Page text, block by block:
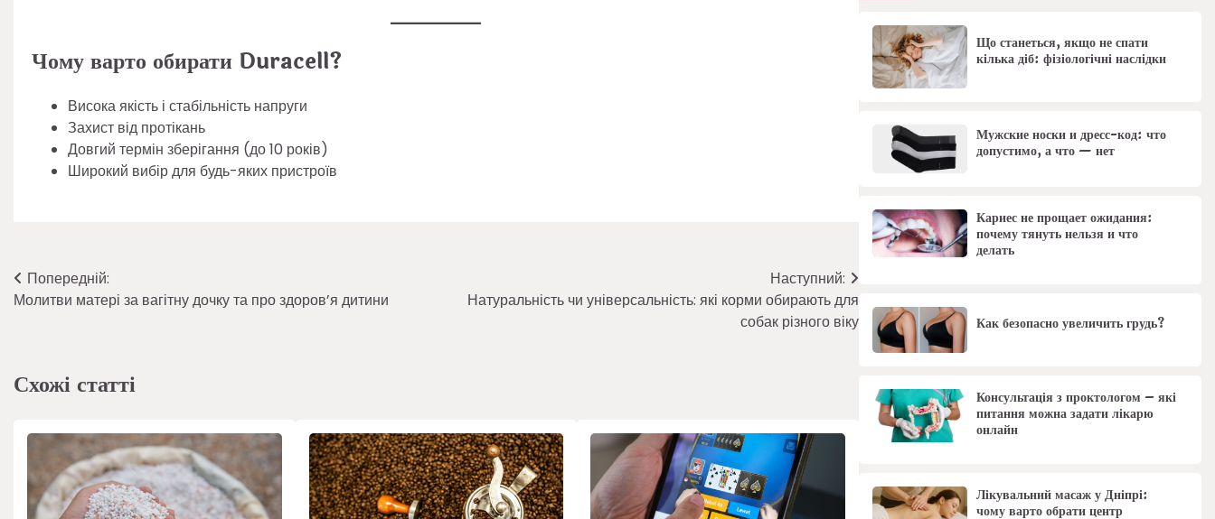
Чому варто обирати Duracell?
Висока якість і стабільність напруги
Захист від протікань
Довгий термін зберігання (до 10 років)
Широкий вибір для будь-яких пристроїв
Навігація
записів
Попередній:
Молитви матері за вагітну дочку та про здоров’я дитини
Наступний:
Натуральність чи універсальність: які корми обирають для
собак різного віку
Схожі статті
Що станеться, якщо не спати
кілька діб: фізіологічні наслідки
Мужские носки и дресс-код: что
допустимо, а что — нет
Кариес не прощает ожидания:
почему тянуть нельзя и что
делать
Как безопасно увеличить грудь?
Консультація з проктологом – які
питання можна задати лікарю
онлайн
Лікувальний масаж у Дніпрі:
чому варто обрати центр